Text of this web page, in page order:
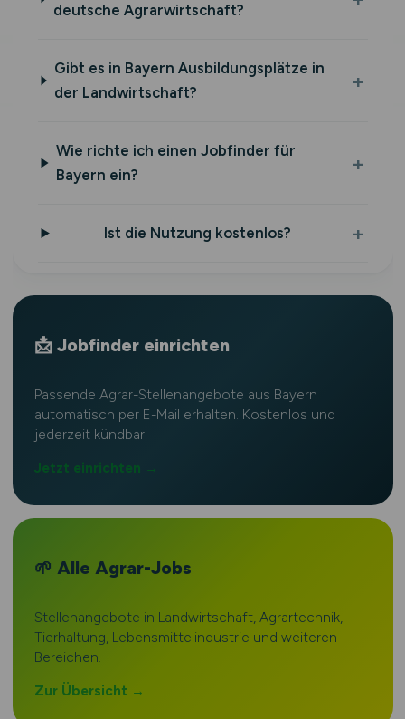
deutsche Agrarwirtschaft?
Gibt es in Bayern Ausbildungsplätze in
der Landwirtschaft?
Wie richte ich einen Jobfinder für
Bayern ein?
Ist die Nutzung kostenlos?
📩 Jobfinder einrichten
Passende Agrar-Stellenangebote aus Bayern
automatisch per E-Mail erhalten. Kostenlos und
jederzeit kündbar.
Jetzt einrichten →
🌱 Alle Agrar-Jobs
Stellenangebote in Landwirtschaft, Agrartechnik,
Tierhaltung, Lebensmittelindustrie und weiteren
Bereichen.
Zur Übersicht →